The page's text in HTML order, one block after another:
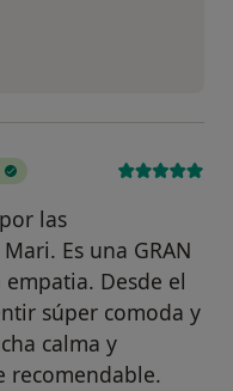
las
Es una GRAN
Desde el
súper comoda y
calma y
recomendable.